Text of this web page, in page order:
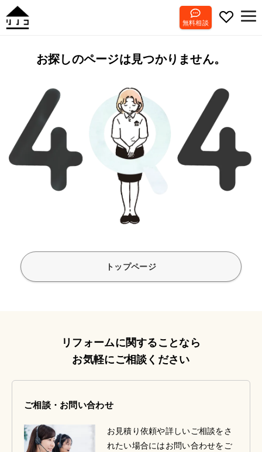
無料相談
お探しのページは見つかりません。
トップページ
リフォームに関することなら
お気軽にご相談ください
ご相談・お問い合わせ
お見積り依頼や詳しいご相談をさ
れたい場合にはお問い合わせをご